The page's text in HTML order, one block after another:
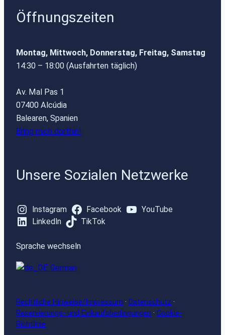
Öffnungszeiten
Montag, Mittwoch, Donnerstag, Freitag, Samstag
14:30 – 18:00 (Ausfahrten täglich)
Av. Mal Pas 1
07400 Alcúdia
Balearen, Spanien
Bring mich dorthin!
Unsere Sozialen Netzwerke
Instagram Facebook
YouTube
LinkedIn
TikTok
Sprache wechseln
German
Rechtliche Hinweise/Impressum · Datenschutz ·
Reservierungs- und Einkaufsbedingungen · Cookie-
Richtlinie